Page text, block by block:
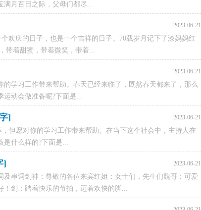
满月百日之际，父母们都尽...
2023-06-21
欢庆的日子，也是一个吉祥的日子。70载岁月记下了漆妈妈红
带着甜蜜，带着微笑，带着...
2023-06-21
学习工作带来帮助。春天已经来临了，既然春天都来了，那么
运动会做准备呢?下面是...
] 2023-06-21
但愿对你的学习工作带来帮助。在当下这个社会中，主持人在
是什么样的?下面是...
] 2023-06-21
串词剑神：尊敬的各位来宾红姐：女士们，先生们魏哥：可爱
剑：踏着快乐的节拍，迈着欢快的脚...